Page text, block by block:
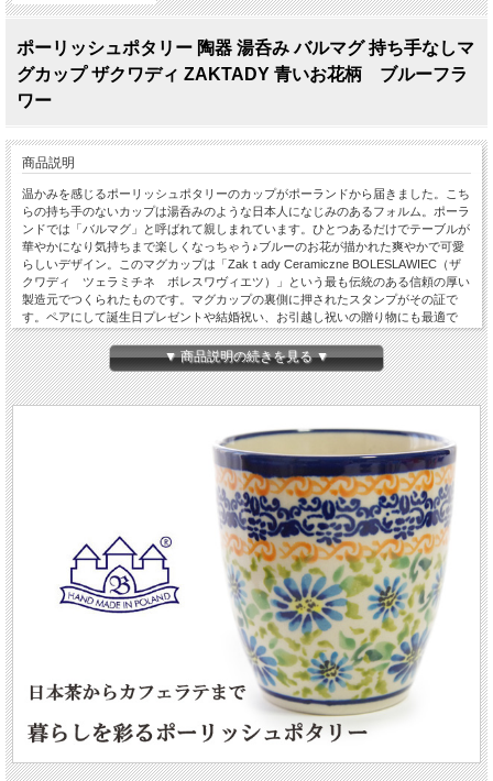
ポーリッシュポタリー 陶器 湯呑み バルマグ 持ち手なしマ
グカップ ザクワディ ZAKTADY 青いお花柄 ブルーフラ
ワー
商品説明
温かみを感じるポーリッシュポタリーのカップがポーランドから届きました。こち
らの持ち手のないカップは湯呑みのような日本人になじみのあるフォルム。ポーラ
ンドでは「バルマグ」と呼ばれて親しまれています。ひとつあるだけでテーブルが
華やかになり気持ちまで楽しくなっちゃう♪ブルーのお花が描かれた爽やかで可愛
らしいデザイン。このマグカップは「Zakｔady Ceramiczne BOLESLAWIEC（ザ
クワディ ツェラミチネ ボレスワヴィエツ）」という最も伝統のある信頼の厚い
製造元でつくられたものです。マグカップの裏側に押されたスタンプがその証で
す。ペアにして誕生日プレゼントや結婚祝い、お引越し祝いの贈り物にも最適で
す。
▼ 商品説明の続きを見る ▼